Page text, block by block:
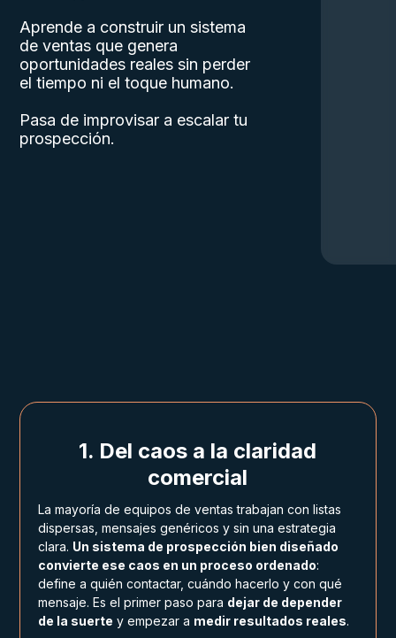
Aprende a construir un sistema
de ventas que genera
oportunidades reales sin perder
el tiempo ni el toque humano.
Pasa de improvisar a escalar tu
prospección.
1. Del caos a la claridad
comercial
La mayoría de equipos de ventas trabajan con listas
dispersas, mensajes genéricos y sin una estrategia
clara. Un sistema de prospección bien diseñado
convierte ese caos en un proceso ordenado:
define a quién contactar, cuándo hacerlo y con qué
mensaje. Es el primer paso para dejar de depender
de la suerte y empezar a medir resultados reales.